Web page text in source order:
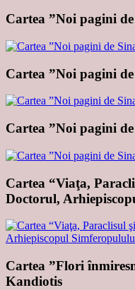
Cartea ”Noi pagini
Cartea ”Noi pagini
Cartea ”Noi pagini
Cartea “Viaţa,
Doctorul,
Cartea ”Flori
Kandiotis